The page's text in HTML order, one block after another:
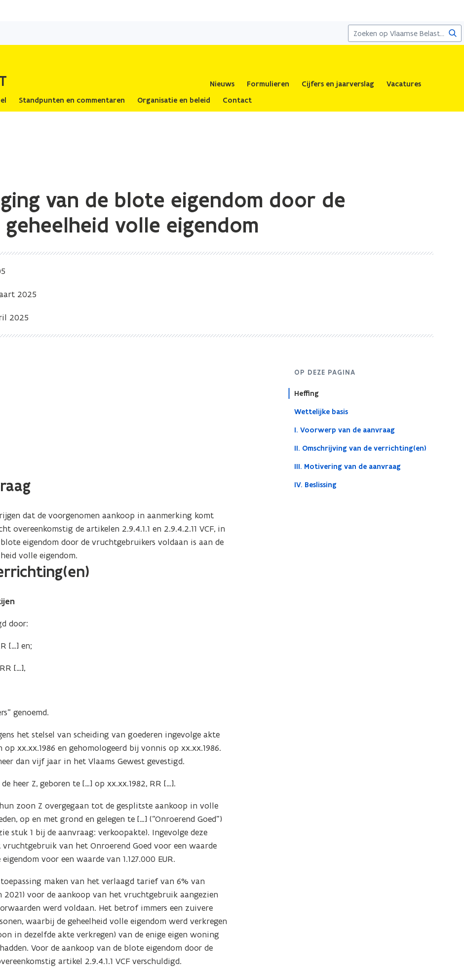
naar
Nieuws Formulieren Cijfers en jaarverslag
Vacatures
Standpunten en commentaren Organisatie en beleid Contact
van de blote eigendom door de
volle eigendom
2025
2025
OP DEZE PAGINA
Heffing
Wettelijke basis
I. Voorwerp van de aanvraag
II. Omschrijving van de verrichting(en)
III. Motivering van de aanvraag
IV. Beslissing
dat de voorgenomen aankoop in aanmerking komt
overeenkomstig de artikelen 2.9.4.1.1 en 2.9.4.2.11 VCF, in
eigendom door de vruchtgebruikers voldaan is aan de
volle eigendom.
door:
[…] en;
[…],
genoemd.
het stelsel van scheiding van goederen ingevolge akte
xx.xx.1986 en gehomologeerd bij vonnis op xx.xx.1986.
dan vijf jaar in het Vlaams Gewest gevestigd.
heer Z, geboren te […] op xx.xx.1982, RR […].
zoon Z overgegaan tot de gesplitste aankoop in volle
op en met grond en gelegen te […] (“Onroerend Goed”)
stuk 1 bij de aanvraag: verkoopakte). Ingevolge deze
van het Onroerend Goed voor een waarde
voor een waarde van 1.127.000 EUR.
maken van het verlaagd tarief van 6% van
2021) voor de aankoop van het vruchtgebruik aangezien
werd voldaan. Het betrof immers een zuivere
waarbij de geheelheid volle eigendom werd verkregen
in dezelfde akte verkregen) van de enige eigen woning
Voor de aankoop van de blote eigendom door de
artikel 2.9.4.1.1 VCF verschuldigd.